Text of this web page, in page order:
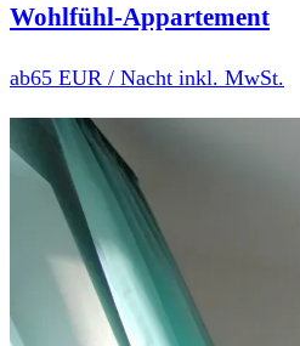
Wohlfühl-Appartement
ab65 EUR / Nacht inkl. MwSt.